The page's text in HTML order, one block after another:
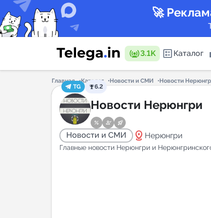
🚀
3.1K Каталог
Главная Каталог Новости и СМИ
Новости
TG
6.2
Новости Нерюнгри
Новости и СМИ distance Нерюнгри
Главные новости Нерюнгри и